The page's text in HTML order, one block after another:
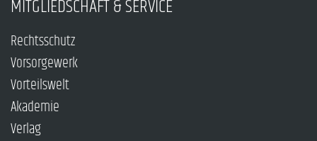
MITGLIEDSCHAFT & SERVICE
Rechtsschutz
Vorsorgewerk
Vorteilswelt
Akademie
Verlag